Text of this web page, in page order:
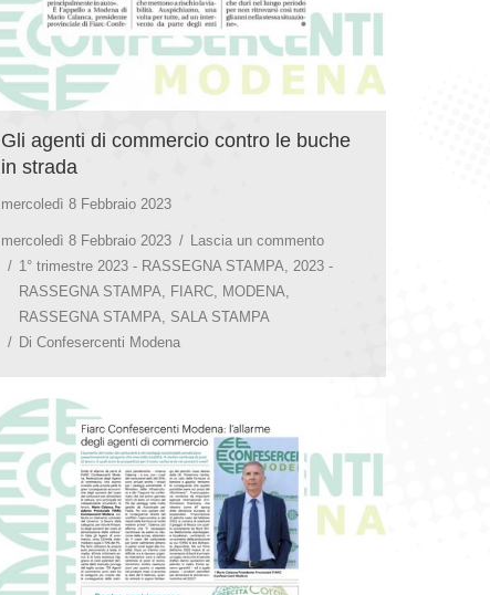
Gli agenti di commercio contro le buche
in strada
mercoledì 8 Febbraio 2023
mercoledì 8 Febbraio 2023
Lascia un commento
1° trimestre 2023 - RASSEGNA STAMPA
2023 -
RASSEGNA STAMPA
FIARC MODENA
RASSEGNA STAMPA
SALA STAMPA
Di Confesercenti Modena